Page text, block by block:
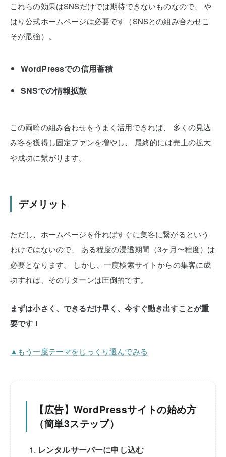
これらの効果はSNSだけでは期待できないものなので、
や
はり公式ホームページは必要です（SNSとの組み合わせこ
そが最強）。
WordPressでの信用蓄積
SNSでの情報拡散
この両輪の組み合わせをうまく活用できれば、
多くの見込
み客を獲得し固定ファンを増やし、
最終的には売上の拡大
や成功に繋がります。
デメリット
ただし、ホームページを作ればすぐに集客に繋がるという
わけではないので、
ある程度の浸透期間（3ヶ月〜程度）は
必要となります。
しかし、一度検索サイトからの集客に成
功すれば、そのリターンは圧倒的です。
まずは小さく、できるだけ早く、今すぐ動き出すことが重
要です！
▲もう一度テーマをじっくり選んでみる
【広告】WordPressサイトの始め方
（簡単3ステップ）
レンタルサーバーに申し込む